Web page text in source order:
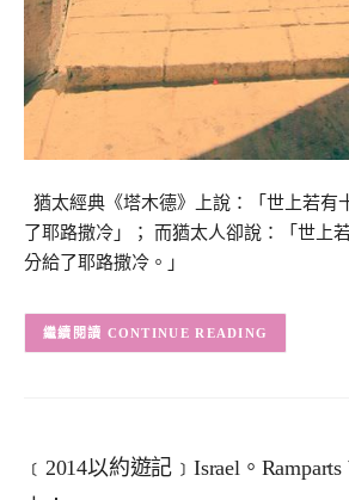
猶太經典《塔木德》上說：「世上若有
了耶路撒冷」； 而猶太人卻說：「世上
分給了耶路撒冷。」
CONTINUE READING
﹝2014以約遊記﹞Israel。